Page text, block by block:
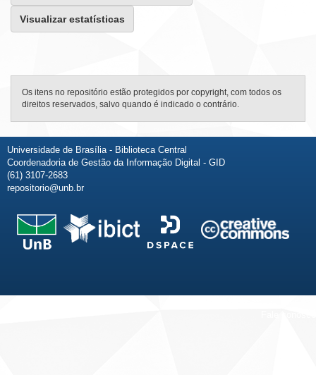
Visualizar estatísticas
Os itens no repositório estão protegidos por copyright, com todos os
direitos reservados, salvo quando é indicado o contrário.
Universidade de Brasília - Biblioteca Central
Coordenadoria de Gestão da Informação Digital - GID
(61) 3107-2683
repositorio@unb.br